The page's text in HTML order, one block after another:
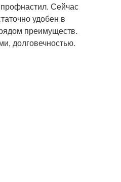
Сейчас
удобен в
преимуществ.
долговечностью.